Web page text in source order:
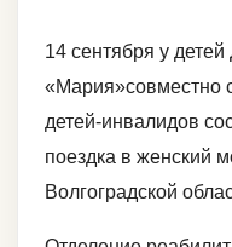
14 сентября у детей
«Мария»совместно
детей-инвалидов
поездка в женский
Волгоградской